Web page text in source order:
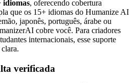
idiomas, oferecendo cobertura
que os 15+ idiomas do Humanize AI
japonês, português, árabe ou
cobre você. Para criadores
internacionais, esse suporte
verificada